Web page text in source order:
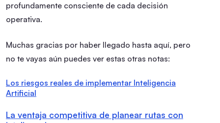
profundamente consciente de cada decisión
operativa.
Muchas gracias por haber llegado hasta aquí, pero
no te vayas aún puedes ver estas otras notas:
Los riesgos reales de implementar Inteligencia
Artificial
La ventaja competitiva de planear rutas con